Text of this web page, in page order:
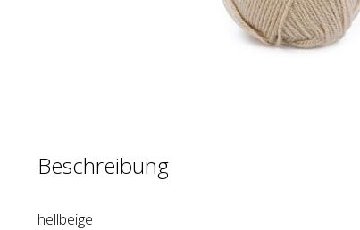
Beschreibung
hellbeige